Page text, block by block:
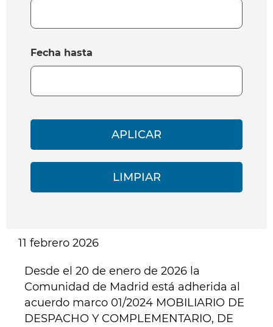
Fecha hasta
11 febrero 2026
Desde el 20 de enero de 2026 la
Comunidad de Madrid está adherida al
acuerdo marco 01/2024 MOBILIARIO DE
DESPACHO Y COMPLEMENTARIO, DE